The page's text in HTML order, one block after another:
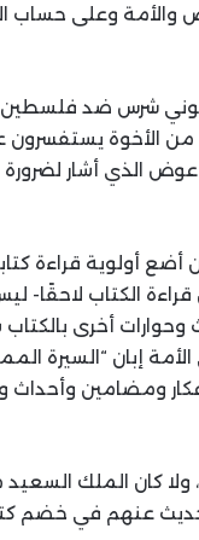
والأمة وعلى حساب
شرس ضد فلسطين من
الأخوة يستفسرون
عوض الذي أشار
أولوية قراءة
من قراءة الكتاب
وحوارات أخرى
إبان “السيرة
ومضامين وأحداث
ولا كان الملك
عنهم في خضم